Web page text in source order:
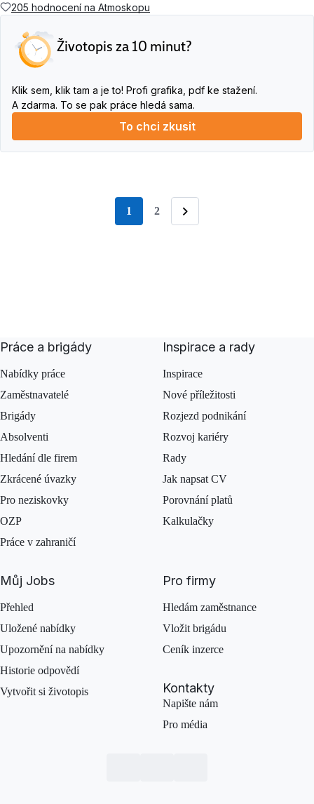
205 hodnocení na Atmoskopu
Životopis za 10 minut?
Klik sem, klik tam a je to! Profi grafika, pdf ke stažení.
A zdarma. To se pak práce hledá sama.
To chci zkusit
stránka
1 2
Následující
Práce a brigády
Nabídky práce
Zaměstnavatelé
Brigády
Absolventi
Hledání dle firem
Zkrácené úvazky
Pro neziskovky
OZP
Práce v zahraničí
Inspirace a rady
Inspirace
Nové příležitosti
Rozjezd podnikání
Rozvoj kariéry
Rady
Jak napsat CV
Porovnání platů
Kalkulačky
Můj Jobs
Přehled
Uložené nabídky
Upozornění na nabídky
Historie odpovědí
Vytvořit si životopis
Pro firmy
Hledám zaměstnance
Vložit brigádu
Ceník inzerce
Kontakty
Napište nám
Pro média